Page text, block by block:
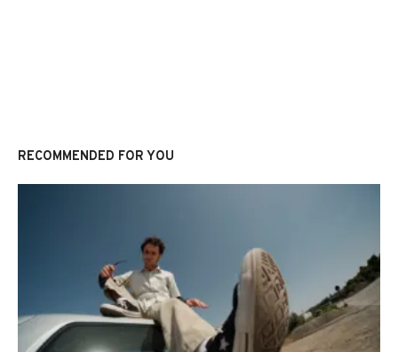
RECOMMENDED FOR YOU